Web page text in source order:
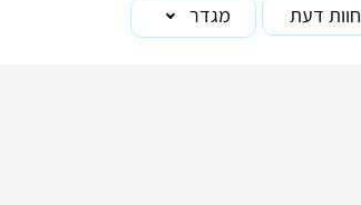
חוות דעת מגדר